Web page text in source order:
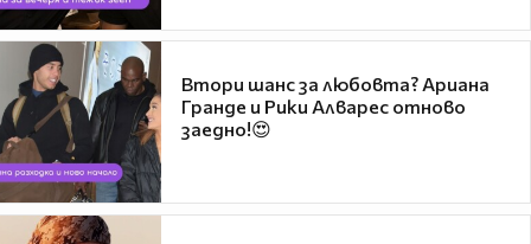
Втори шанс за любовта? Ариана
Гранде и Рики Алварес отново
заедно!😍